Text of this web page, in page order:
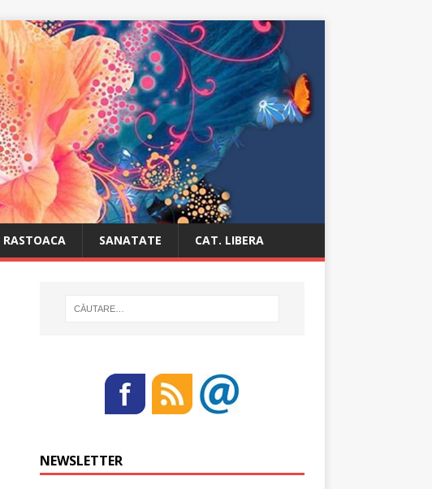
RASTOACA SANATATE CAT. LIBERA
NEWSLETTER